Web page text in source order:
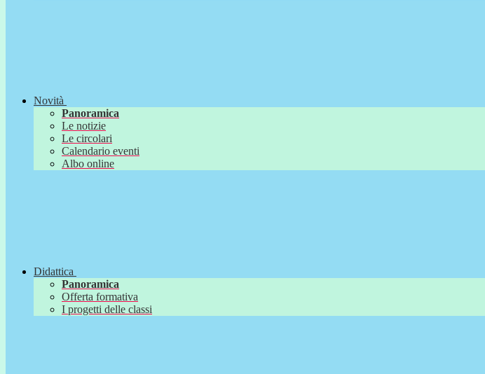
Novità
Panoramica
Le notizie
Le circolari
Calendario eventi
Albo online
Didattica
Panoramica
Offerta formativa
I progetti delle classi